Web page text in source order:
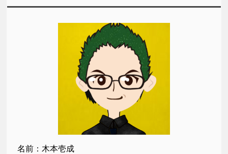
名前：木本壱成